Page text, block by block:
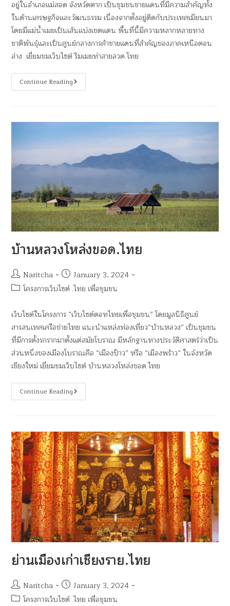
อยู่ในอำเภอแม่สอด จังหวัดตาก เป็นชุมชนชายแดนที่มีความสำคัญทั้ง
ในด้านเศรษฐกิจและวัฒนธรรม เนื่องจากตั้งอยู่ติดกับประเทศเมียนมา
โดยมีแม่น้ำเมยเป็นเส้นแบ่งเขตแดน พื้นที่นี้มีความหลากหลายทาง
ชาติพันธุ์และเป็นศูนย์กลางการค้าชายแดนที่สำคัญของภาคเหนือตอน
ล่าง​ เยี่ยมชมเว็บไซต์ ริมเมยท่าสายลวด.ไทย
Continue Reading
บ้านหลวงโหล่งขอด.ไทย
Naritcha
January 3, 2024
โครงการเว็บไซต์ .ไทย เพื่อชุมชน
เว็บไซต์ในโครงการ “เว็บไซต์ดอทไทยเพื่อชุมชน” โดยมูลนิธิศูนย์
สารสนเทศเครือข่ายไทย แนะนำแหล่งท่องเที่ยว“บ้านหลวง” เป็นชุมชน
ที่มีการตั้งรกรากมาตั้งแต่สมัยโบราณ มีหลักฐานทางประวัติศาสตร์ว่าเป็น
ส่วนหนึ่งของเมืองโบราณคือ “เมืองป๊าว” หรือ “เมืองพร้าว” ในจังหวัด
เชียงใหม่ เยี่ยมชมเว็บไซต์ บ้านหลวงโหล่งขอด.ไทย
Continue Reading
ย่านเมืองเก่าเชียงราย.ไทย
Naritcha
January 3, 2024
โครงการเว็บไซต์ .ไทย เพื่อชุมชน